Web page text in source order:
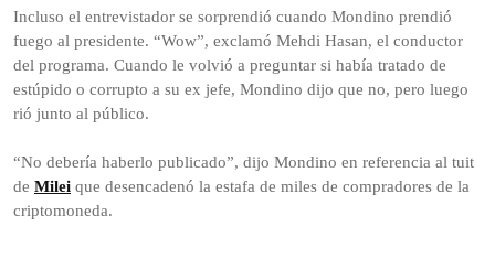
Incluso el entrevistador se sorprendió cuando Mondino prendió
fuego al presidente. “Wow”, exclamó Mehdi Hasan, el conductor
del programa. Cuando le volvió a preguntar si había tratado de
estúpido o corrupto a su ex jefe, Mondino dijo que no, pero luego
rió junto al público.
“No debería haberlo publicado”, dijo Mondino en referencia al tuit
de Milei que desencadenó la estafa de miles de compradores de la
criptomoneda.